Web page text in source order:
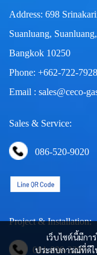
เว็บไซต์นี้มีกา
ประสบการณ์ที่ดีใ
Address: 698
Suanluang, Suanluang,
Bangkok 10250
Phone: +662-722-
Email : sales@ceco-
Sales & Service:
086-520-9020
Project & Installation:
081-890-3290